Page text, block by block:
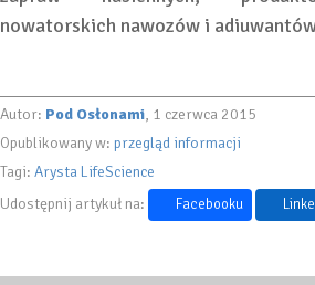
nowatorskich nawozów i
Autor: Pod Osłonami, 1 czerwca 2015
Opublikowany w: przegląd informacji
Tagi: Arysta LifeScience
Udostępnij artykuł na:
Facebooku